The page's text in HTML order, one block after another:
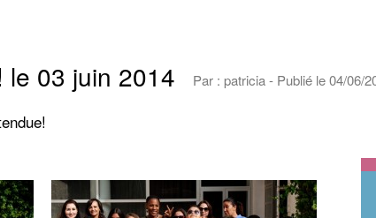
le 03 juin 2014 Par : patricia - Publié le 04/06/